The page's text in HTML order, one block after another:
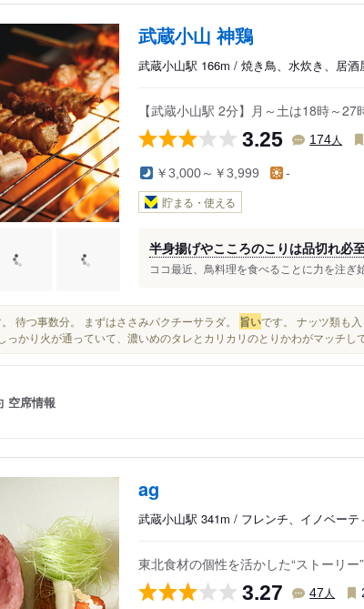
武蔵小山 神鶏
武蔵小山駅 166m / 焼き鳥、水炊き、居酒
【武蔵小山駅 2分】月～土は18時～
3.25 174人
￥3,000～￥3,999 -
貯まる・使える
半身揚げやこころのこりは品切れ必
ココ最近、鳥料理を食べることに力を注ぎ
待つ事数分。 まずはささみパクチーサラダ。 旨いです。 ナッツ類も
っかり火が通っていて、濃いめのタレとカリカリのとりかわがマッチし
空席情報
ag
武蔵小山駅 341m / フレンチ、イノベーテ
東北食材の個性を活かした“ストーリ
3.27 47 人